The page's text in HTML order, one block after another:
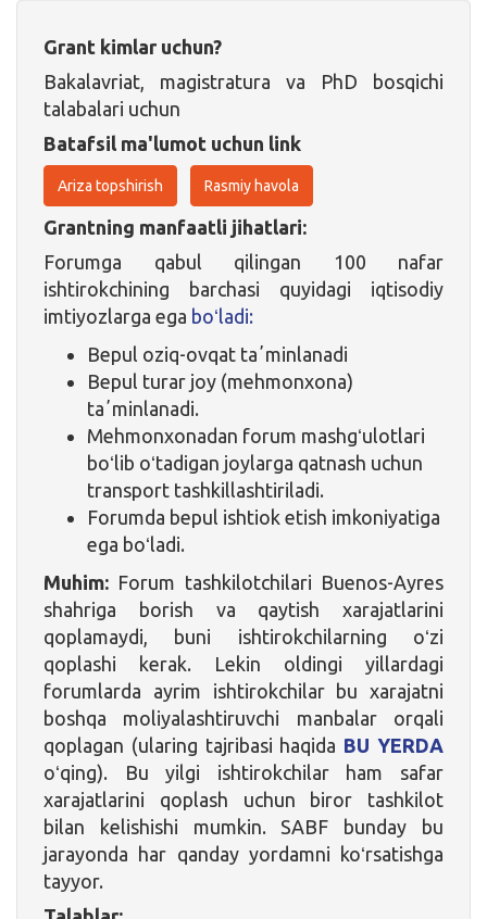
Grant kimlar uchun?
Bakalavriat, magistratura va PhD bosqichi
talabalari uchun
Batafsil ma'lumot uchun link
Ariza topshirish Rasmiy havola
Grantning manfaatli jihatlari:
Forumga qabul qilingan 100 nafar
ishtirokchining barchasi quyidagi iqtisodiy
imtiyozlarga ega boʻladi:
Bepul oziq-ovqat taʼminlanadi
Bepul turar joy (mehmonxona)
taʼminlanadi.
Mehmonxonadan forum mashgʻulotlari
boʻlib oʻtadigan joylarga qatnash uchun
transport tashkillashtiriladi.
Forumda bepul ishtiok etish imkoniyatiga
ega boʻladi.
Muhim: Forum tashkilotchilari Buenos-Ayres
shahriga borish va qaytish xarajatlarini
qoplamaydi, buni ishtirokchilarning oʻzi
qoplashi kerak. Lekin oldingi yillardagi
forumlarda ayrim ishtirokchilar bu xarajatni
boshqa moliyalashtiruvchi manbalar orqali
qoplagan (ularing tajribasi haqida BU YERDA
oʻqing). Bu yilgi ishtirokchilar ham safar
xarajatlarini qoplash uchun biror tashkilot
bilan kelishishi mumkin. SABF bunday bu
jarayonda har qanday yordamni koʻrsatishga
tayyor.